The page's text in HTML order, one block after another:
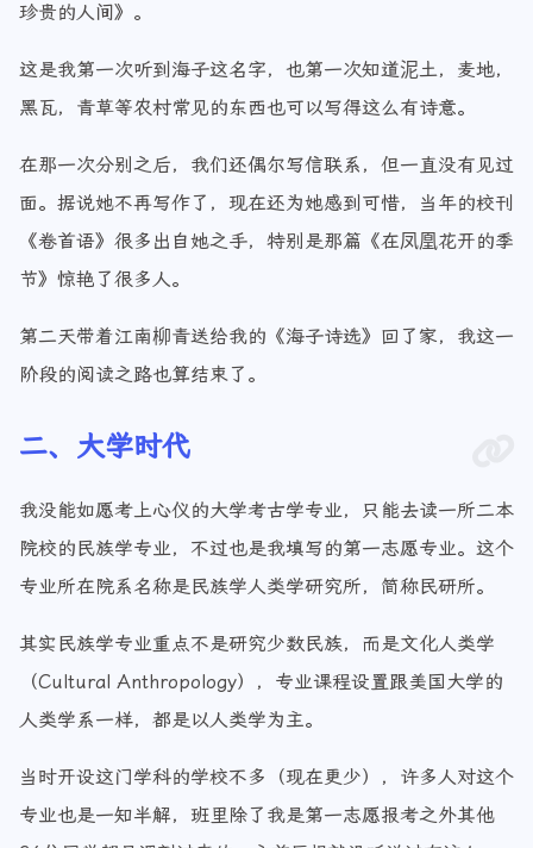
珍贵的人间》。
这是我第一次听到海子这名字，也第一次知道泥土，麦地，
黑瓦，青草等农村常见的东西也可以写得这么有诗意。
在那一次分别之后，我们还偶尔写信联系，但一直没有见过
面。据说她不再写作了，现在还为她感到可惜，当年的校刊
《卷首语》很多出自她之手，特别是那篇《在凤凰花开的季
节》惊艳了很多人。
第二天带着江南柳青送给我的《海子诗选》回了家，我这一
阶段的阅读之路也算结束了。
二、大学时代
我没能如愿考上心仪的大学考古学专业，只能去读一所二本
院校的民族学专业，不过也是我填写的第一志愿专业。这个
专业所在院系名称是民族学人类学研究所，简称民研所。
其实民族学专业重点不是研究少数民族，而是文化人类学
（Cultural Anthropology），专业课程设置跟美国大学的
人类学系一样，都是以人类学为主。
当时开设这门学科的学校不多（现在更少），许多人对这个
专业也是一知半解，班里除了我是第一志愿报考之外其他